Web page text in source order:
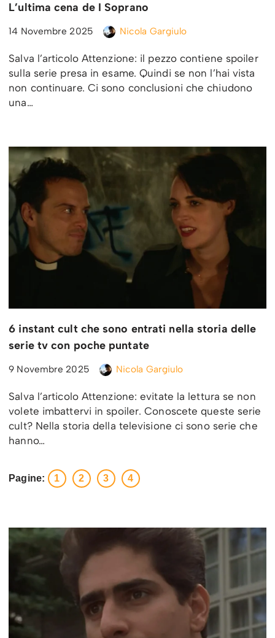
L’ultima cena de I Soprano
14 Novembre 2025 Nicola Gargiulo
Salva l’articolo Attenzione: il pezzo contiene spoiler
sulla serie presa in esame. Quindi se non l’hai vista
non continuare. Ci sono conclusioni che chiudono
una…
6 instant cult che sono entrati nella storia delle
serie tv con poche puntate
9 Novembre 2025 Nicola Gargiulo
Salva l’articolo Attenzione: evitate la lettura se non
volete imbattervi in spoiler. Conoscete queste serie
cult? Nella storia della televisione ci sono serie che
hanno…
Pagine: 1 2 3 4